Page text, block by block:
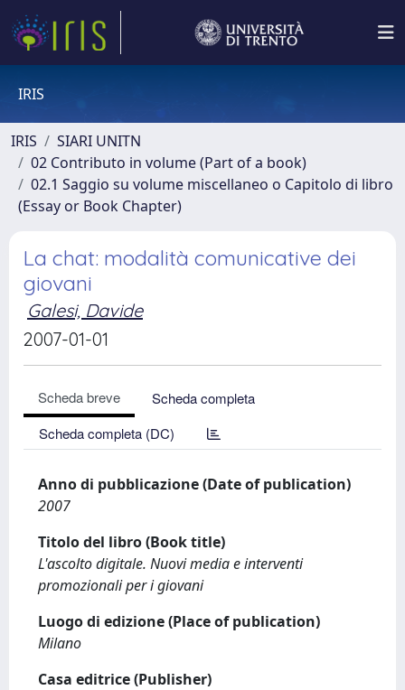
IRIS
IRIS
SIARI UNITN
02 Contributo in volume (Part of a book)
02.1 Saggio su volume miscellaneo o Capitolo di libro
(Essay or Book Chapter)
La chat: modalità comunicative dei
giovani
Galesi, Davide
2007-01-01
Scheda breve
Scheda completa
Scheda completa (DC)
Anno di pubblicazione (Date of publication)
2007
Titolo del libro (Book title)
L'ascolto digitale. Nuovi media e interventi
promozionali per i giovani
Luogo di edizione (Place of publication)
Milano
Casa editrice (Publisher)